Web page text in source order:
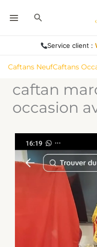
Rechercher
Service client :
Caftans NeufCaftans
caftan
occasion